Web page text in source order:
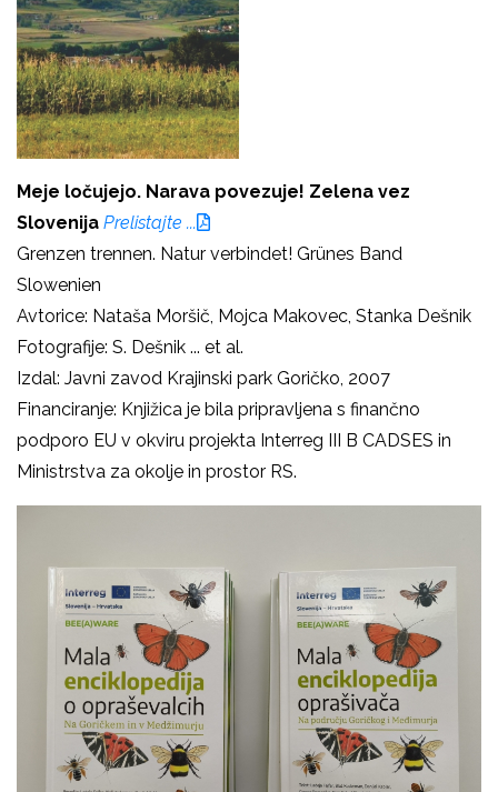
Meje ločujejo. Narava povezuje! Zelena vez
Slovenija Prelistajte ...
Grenzen trennen. Natur verbindet! Grünes Band
Slowenien
Avtorice: Nataša Moršič, Mojca Makovec, Stanka Dešnik
Fotografije: S. Dešnik ... et al.
Izdal: Javni zavod Krajinski park Goričko, 2007
Financiranje: Knjižica je bila pripravljena s finančno
podporo EU v okviru projekta Interreg III B CADSES in
Ministrstva za okolje in prostor RS.